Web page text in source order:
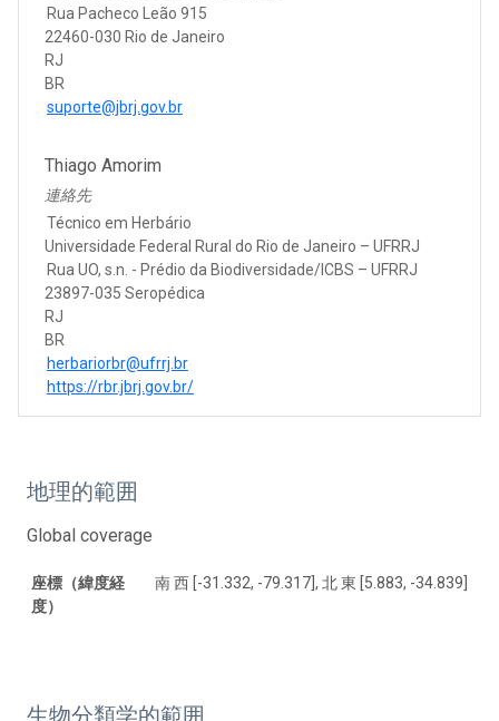
Rua Pacheco Leão 915
22460-030 Rio de Janeiro
RJ
BR
suporte@jbrj.gov.br
Thiago Amorim
連絡先
Técnico em Herbário
Universidade Federal Rural do Rio de Janeiro – UFRRJ
Rua UO, s.n. - Prédio da Biodiversidade/ICBS – UFRRJ
23897-035 Seropédica
RJ
BR
herbariorbr@ufrrj.br
https://rbr.jbrj.gov.br/
地理的範囲
Global coverage
座標（緯度経
度）
南 西 [-31.332, -79.317], 北 東 [5.883, -34.839]
生物分類学的範囲